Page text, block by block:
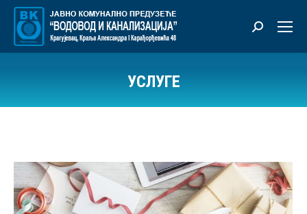
Претрага:
УСЛУГЕ